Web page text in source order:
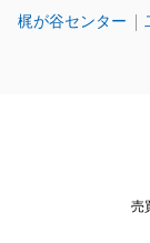
梶が谷センター
売